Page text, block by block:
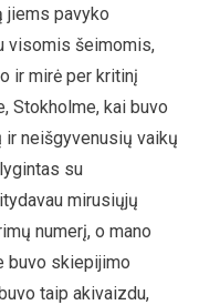
jiems pavyko
visomis šeimomis,
ir mirė per kritinį
Stokholme, kai buvo
neišgyvenusių vaikų
su
mirusiųjų
numerį, o mano
buvo skiepijimo
taip akivaizdu,